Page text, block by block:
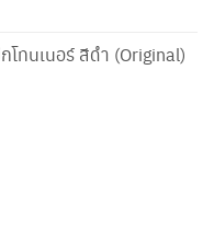
ทนเนอร์ สีดำ (Original)